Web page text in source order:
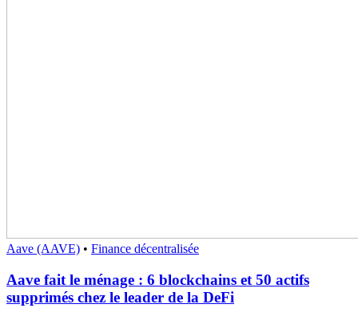
Aave (AAVE) • Finance décentralisée
Aave fait le ménage : 6 blockchains et 50 actifs
supprimés chez le leader de la DeFi